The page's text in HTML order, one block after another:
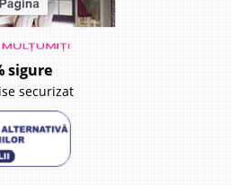
sigure
securizat